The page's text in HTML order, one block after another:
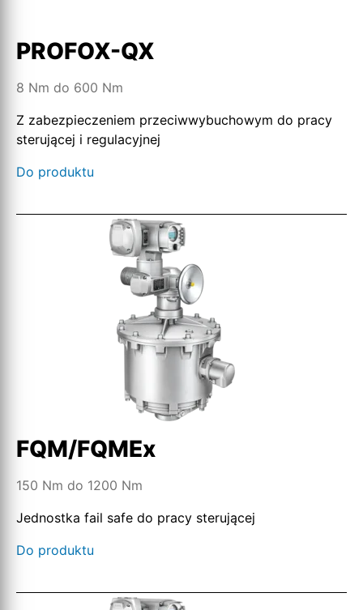
PROFOX-QX
8 Nm do 600 Nm
Z zabezpieczeniem przeciwwybuchowym do pracy
sterującej i regulacyjnej
Do produktu
FQM/FQMEx
150 Nm do 1200 Nm
Jednostka fail safe do pracy sterującej
Do produktu